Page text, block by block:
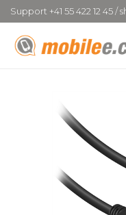
Support +41 55 422 12 45